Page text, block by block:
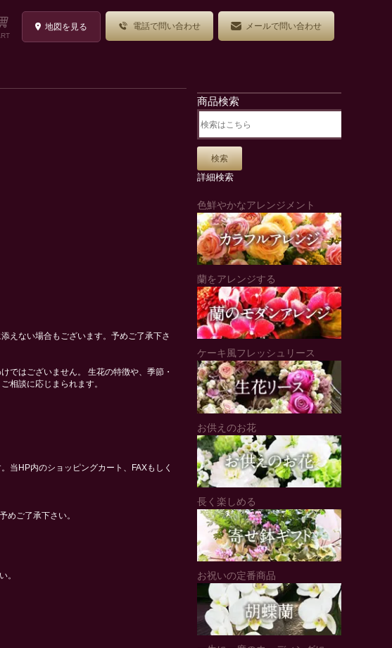
地図を見る 電話で問い合わせ メールで問い合わせ
えない場合もございます。予めご了承下さ
ではございません。 生花の特徴や、季節・
相談に応じまられます。
当HP内のショッピングカート、FAXもしく
めご了承下さい。
。
商品検索
詳細検索
色鮮やかなアレンジメント
蘭をアレンジする
ケーキ風フレッシュリース
お供えのお花
長く楽しめる
お祝いの定番商品